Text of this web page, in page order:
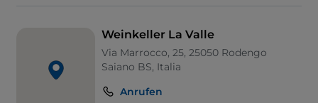
Produktions- und Weinbereitungsanlage
Weinkeller La Valle
Via Marrocco, 25, 25050 Rodengo
Saiano BS, Italia
Anrufen